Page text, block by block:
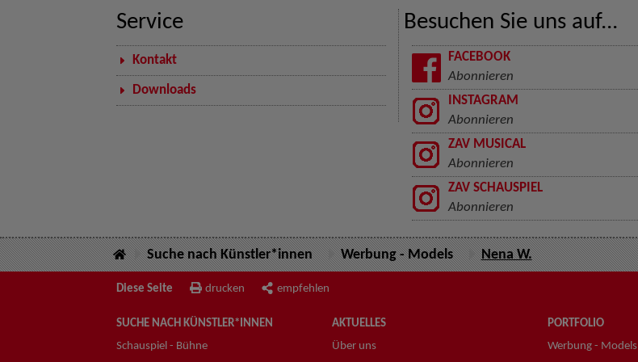
Service
Kontakt
Downloads
Besuchen Sie uns auf...
FACEBOOK
Abonnieren
INSTAGRAM
Abonnieren
ZAV MUSICAL
Abonnieren
ZAV SCHAUSPIEL
Abonnieren
Suche nach Künstler*innen Werbung - Models Nena W.
Diese Seite drucken empfehlen
SUCHE NACH KÜNSTLER*INNEN
Schauspiel - Bühne
AKTUELLES
Über uns
PORTFOLIO
Werbung - Models